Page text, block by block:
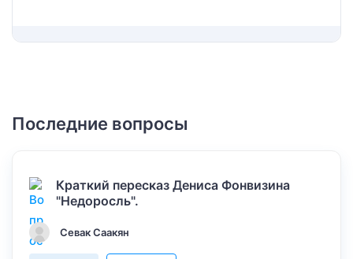
Последние вопросы
Краткий пересказ Дениса Фонвизина
"Недоросль".
Севак Саакян